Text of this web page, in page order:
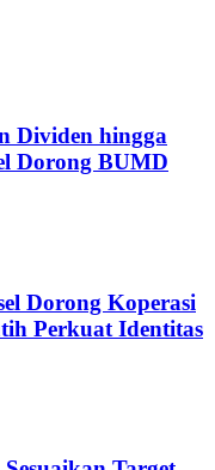
Dividen hingga
Dorong BUMD
Dorong Koperasi
Perkuat Identitas